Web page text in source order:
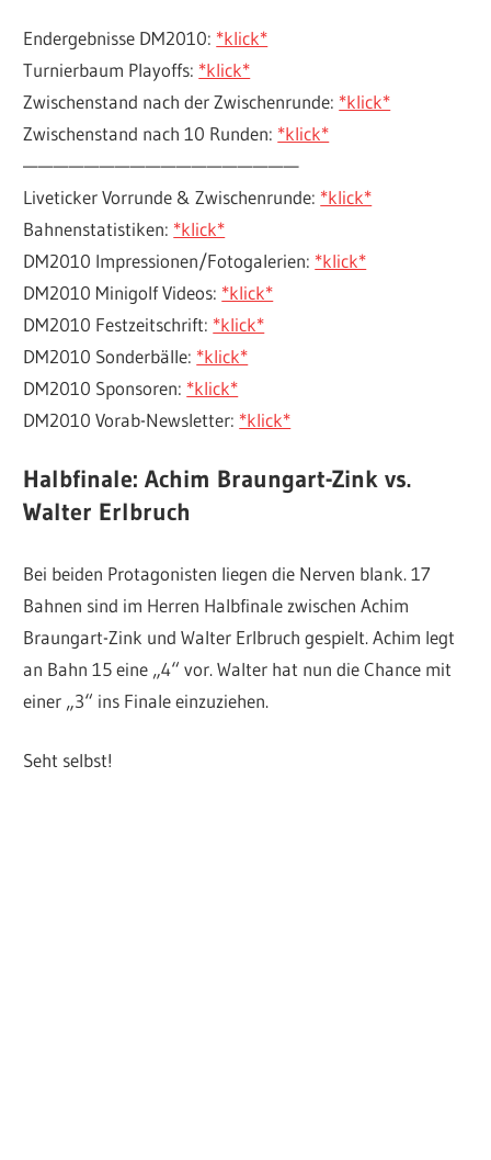
Endergebnisse DM2010: *klick*
Turnierbaum Playoffs: *klick*
Zwischenstand nach der Zwischenrunde: *klick*
Zwischenstand nach 10 Runden: *klick*
——————————————————
Liveticker Vorrunde & Zwischenrunde: *klick*
Bahnenstatistiken: *klick*
DM2010 Impressionen/Fotogalerien: *klick*
DM2010 Minigolf Videos: *klick*
DM2010 Festzeitschrift: *klick*
DM2010 Sonderbälle: *klick*
DM2010 Sponsoren: *klick*
DM2010 Vorab-Newsletter: *klick*
Halbfinale: Achim Braungart-Zink vs.
Walter Erlbruch
Bei beiden Protagonisten liegen die Nerven blank. 17
Bahnen sind im Herren Halbfinale zwischen Achim
Braungart-Zink und Walter Erlbruch gespielt. Achim legt
an Bahn 15 eine „4“ vor. Walter hat nun die Chance mit
einer „3“ ins Finale einzuziehen.
Seht selbst!